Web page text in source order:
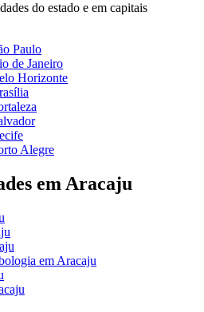
do estado e em capitais
Paulo
de Janeiro
Horizonte
Alegre
emAracaju
em Aracaju